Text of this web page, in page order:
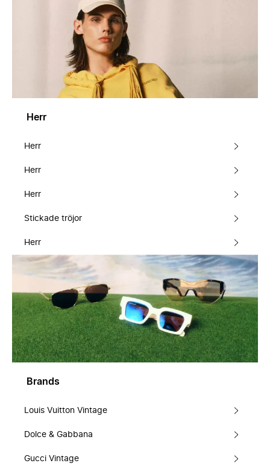
Herr
Herr
Herr
Herr
Stickade tröjor
Herr
Brands
Louis Vuitton Vintage
Dolce & Gabbana
Gucci Vintage